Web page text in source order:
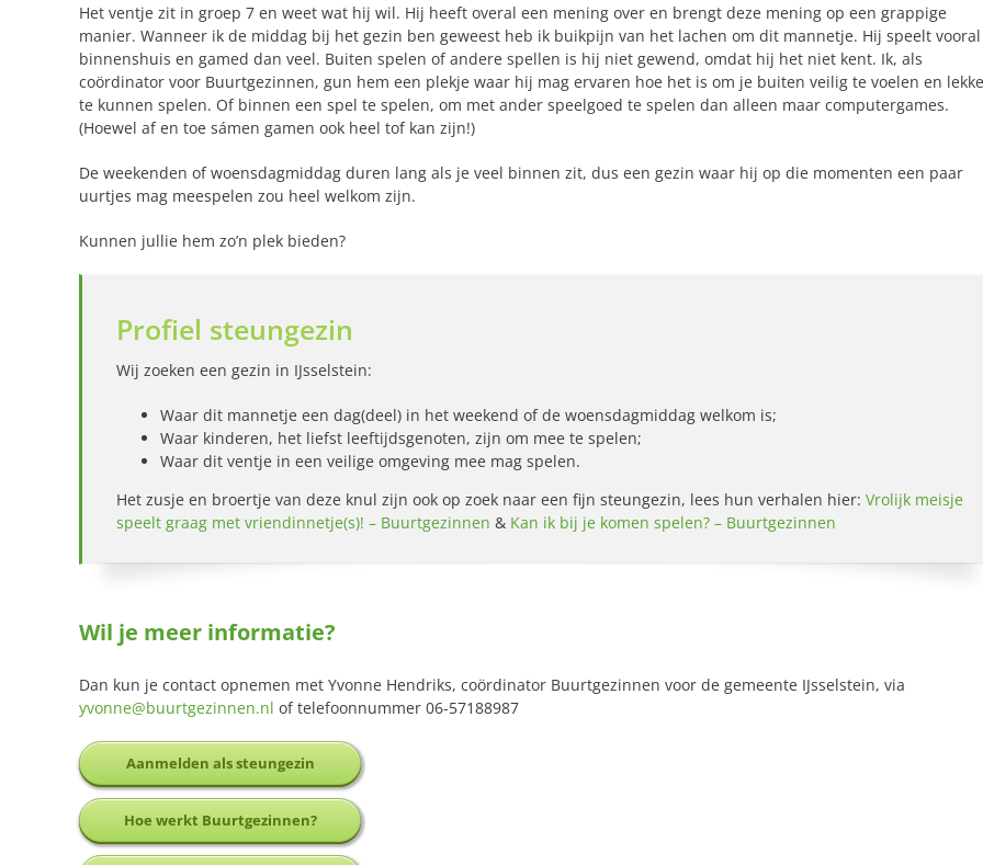
Het ventje zit in groep 7 en weet wat hij wil. Hij heeft overal een mening over en brengt deze mening op een grappige
manier. Wanneer ik de middag bij het gezin ben geweest heb ik buikpijn van het lachen om dit mannetje. Hij speelt vooral
binnenshuis en gamed dan veel. Buiten spelen of andere spellen is hij niet gewend, omdat hij het niet kent. Ik, als
coördinator voor Buurtgezinnen, gun hem een plekje waar hij mag ervaren hoe het is om je buiten veilig te voelen en
te kunnen spelen. Of binnen een spel te spelen, om met ander speelgoed te spelen dan alleen maar computergames.
(Hoewel af en toe sámen gamen ook heel tof kan zijn!)
De weekenden of woensdagmiddag duren lang als je veel binnen zit, dus een gezin waar hij op die momenten een paar
uurtjes mag meespelen zou heel welkom zijn.
Kunnen jullie hem zo’n plek bieden?
Profiel steungezin
Wij zoeken een gezin in IJsselstein:
Waar dit mannetje een dag(deel) in het weekend of de woensdagmiddag welkom is;
Waar kinderen, het liefst leeftijdsgenoten, zijn om mee te spelen;
Waar dit ventje in een veilige omgeving mee mag spelen.
Het zusje en broertje van deze knul zijn ook op zoek naar een fijn steungezin, lees hun verhalen hier: Vrolijk meisje
speelt graag met vriendinnetje(s)! – Buurtgezinnen & Kan ik bij je komen spelen? – Buurtgezinnen
Wil je meer informatie?
Dan kun je contact opnemen met Yvonne Hendriks, coördinator Buurtgezinnen voor de gemeente IJsselstein, via
yvonne@buurtgezinnen.nl of telefoonnummer 06-57188987
Aanmelden als steungezin
Hoe werkt Buurtgezinnen?